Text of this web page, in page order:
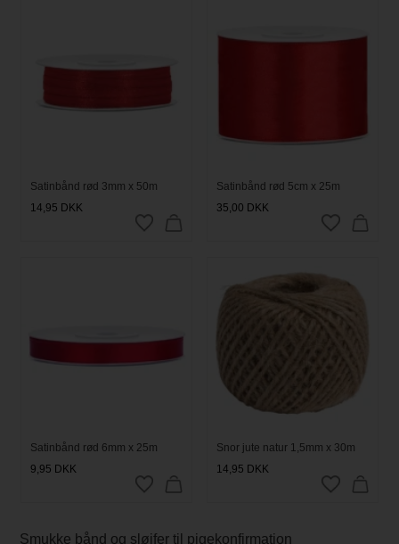
Satinbånd rød 3mm x 50m
14,95 DKK
Satinbånd rød 5cm x 25m
35,00 DKK
Satinbånd rød 6mm x 25m
9,95 DKK
Snor jute natur 1,5mm x 30m
14,95 DKK
Smukke bånd og sløjfer til pigekonfirmation